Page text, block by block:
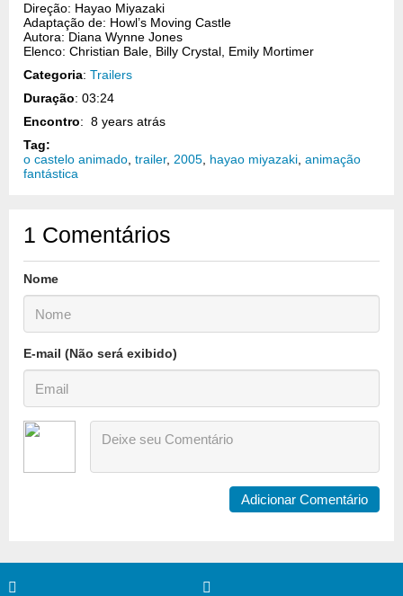
Direção: Hayao Miyazaki
Adaptação de: Howl’s Moving Castle
Autora: Diana Wynne Jones
Elenco: Christian Bale, Billy Crystal, Emily Mortimer
Categoria: Trailers
Duração: 03:24
Encontro: 8 years atrás
Tag:
o castelo animado trailer, 2005 hayao miyazaki animação
fantástica
1 Comentários
Nome
E-mail (Não será exibido)